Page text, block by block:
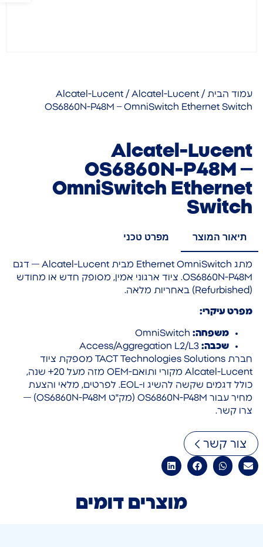
עמוד הבית /
Alcatel-Lucent / Alcatel-Lucent
OS6860N-P48M – OmniSwitch Ethernet Switch
Alcatel-Lucent
OS6860N-P48M –
OmniSwitch Ethernet
Switch
תיאור המוצר מפרט טכני
מתג Ethernet OmniSwitch מבית Alcatel-Lucent — דגם
OS6860N-P48M. ציוד ארגוני אמין, מסופק חדש או מחודש
(Refurbished) באחריות מלאה.
מפרט עיקרי:
משפחה:
שכבה:
חברת TACT Technologies Solutions מספקת ציוד
Alcatel-Lucent מקורי ותואם-OEM מזה מעל 20+ שנה,
כולל דגמים שקשה להשיג ו-EOL. לפרטים, מלאי והצעת
מחיר עבור OS6860N-P48M (מק"ט OS6860N-P48M) —
צרו קשר.
צור קשר
מוצרים דומים